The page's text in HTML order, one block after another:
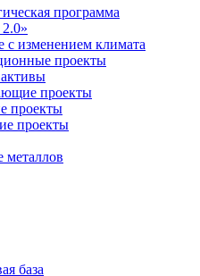
программа
с изменением климата
проекты
проекты
проекты
проекты
металлов
база